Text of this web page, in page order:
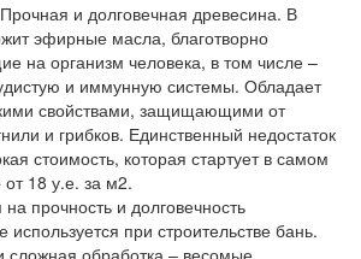
Прочная и долговечная древесина. В
эфирные масла, благотворно
на организм человека, в том числе –
и иммунную системы. Обладает
свойствами, защищающими от
и грибков. Единственный недостаток
стоимость, которая стартует в самом
от 18 у.е. за м2.
прочность и долговечность
используется при строительстве бань.
сложная обработка – весомые